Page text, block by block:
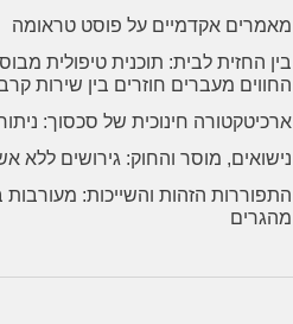
מאמרים אקדמיים על פוסט טראומה
בין החזית לבית: תוכנית טיפולית
החווים מעברים חוזרים בין שירות
ארכיטקטורה חינוכית של סכסוך:
נישואים, מוסר והחוק: גירושים ללא
התפוררות הזהות והשייכות:
מהגרים